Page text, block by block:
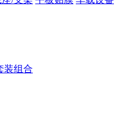
装组合